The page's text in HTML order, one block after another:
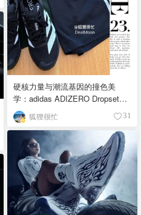
硬核力量与潮流基因的撞色美
学：adidas ADIZERO Dropset
Pro 解锁夏日爆棚男友力！
狐狸很忙 31